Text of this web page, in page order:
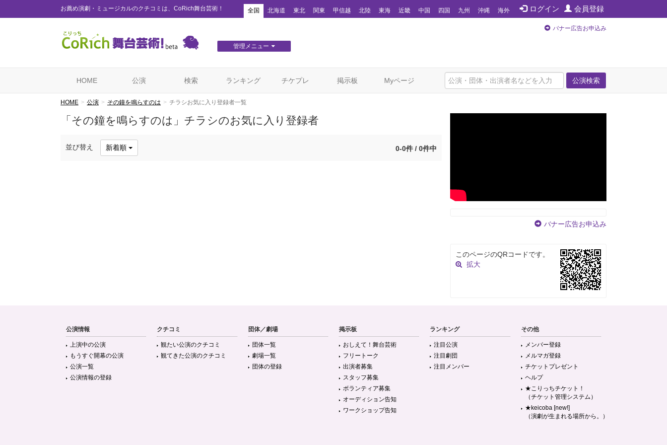
お薦め演劇・ミュージカルのクチコミは、CoRich舞台芸術！ ログイン 会員登録
全国 北海道 東北 関東 甲信越 北陸 東海 近畿 中国 四国 九州 沖縄 海外
管理メニュー
バナー広告お申込み
公演検索
HOME 公演 検索 ランキング チケプレ 掲示板 Myページ
HOME 公演 その鐘を鳴らすのは チラシお気に入り登録者一覧
「その鐘を鳴らすのは」チラシのお気に入り登録者
並び替え 新着順 0-0件 / 0件中
バナー広告お申込み
このページのQRコードです。
拡大
公演情報
上演中の公演
もうすぐ開幕の公演
公演一覧
公演情報の登録
クチコミ
観たい公演のクチコミ
観てきた公演のクチコミ
団体／劇場
団体一覧
劇場一覧
団体の登録
掲示板
おしえて！舞台芸術
フリートーク
出演者募集
スタッフ募集
ボランティア募集
オーディション告知
ワークショップ告知
ランキング
注目公演
注目劇団
注目メンバー
その他
メンバー登録
メルマガ登録
チケットプレゼント
ヘルプ
★こりっちチケット！
（チケット管理システム）
★keicoba [new!]
（演劇が生まれる場所から。）